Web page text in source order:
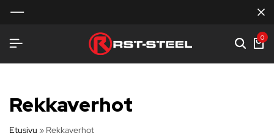
0
Rekkaverhot
Etusivu » Rekkaverhot